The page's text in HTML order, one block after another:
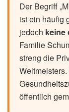
Der Begriff
ist ein häufig
jedoch keine
Familie
streng die
öffentlich